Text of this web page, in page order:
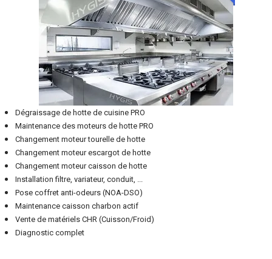
Dégraissage de hotte de cuisine PRO
Maintenance des moteurs de hotte PRO
Changement moteur tourelle de hotte
Changement moteur escargot de hotte
Changement moteur caisson de hotte
Installation filtre, variateur, conduit, ...
Pose coffret anti-odeurs (NOA-DSO)
Maintenance caisson charbon actif
Vente de matériels CHR (Cuisson/Froid)
Diagnostic complet